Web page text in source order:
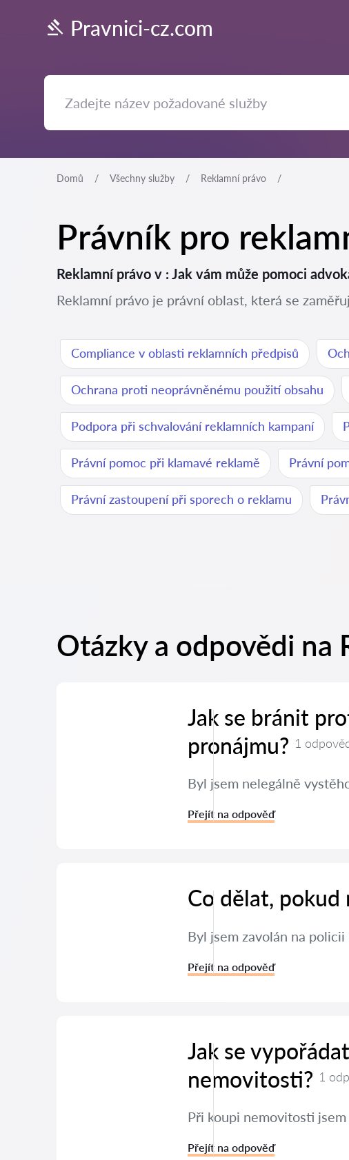
Pravnici-cz.com
Domů Všechny služby Reklamní právo
Právník pro
Reklamní právo v : Jak vám může pomoci
Reklamní právo je právní oblast, která se
Compliance v oblasti reklamních předpisů
Ochrana proti neoprávněnému použití obsahu
Podpora při schvalování reklamních kampaní
Právní pomoc při klamavé reklamě Právní
Právní zastoupení při sporech o reklamu
Otázky a odpovědi na
Jak se bránit
pronájmu? 1
Byl jsem nelegálně
Přejít na odpověď
Co dělat, pokud
Byl jsem zavolán na
Přejít na odpověď
Jak se
nemovitosti? 1
Při koupi nemovitosti
Přejít na odpověď